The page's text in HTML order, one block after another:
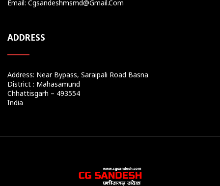
Email: Cgsandeshmsmd@gmail.com
ADDRESS
Address: Near Bypass, Saraipali Road Basna
District : Mahasamund
Chhattisgarh – 493554
India